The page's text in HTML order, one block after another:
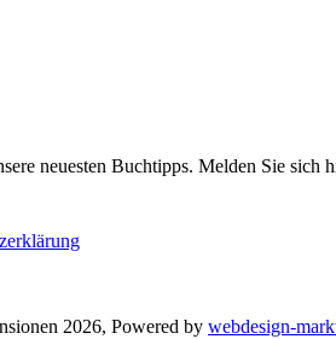
neuesten Buchtipps. Melden Sie sich
2026, Powered by webdesign-